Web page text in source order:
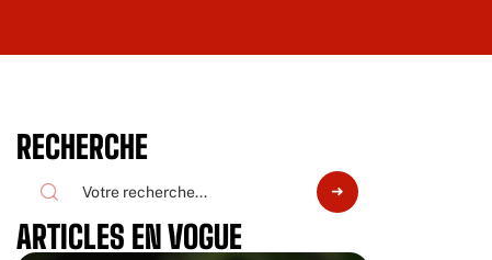
RECHERCHE
ARTICLES EN VOGUE